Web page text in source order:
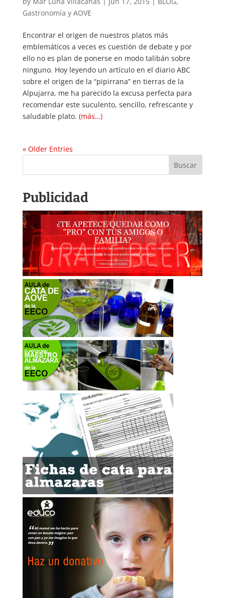
Gastronomía y AOVE
Encontrar el origen de nuestros platos más
emblemáticos a veces es cuestión de debate y por
ello no es plan de ponerse en modo talibán sobre
ninguno. Hoy leyendo un artículo en el diario ABC
sobre el origen de la “pipirrana” en tierras de la
Alpujarra, me ha parecido la excusa perfecta para
recomendar este suculento, sencillo, refrescante y
saludable plato. (más…)
« Older Entries
Publicidad